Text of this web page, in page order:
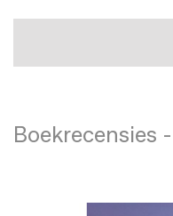
Boekrecensies -